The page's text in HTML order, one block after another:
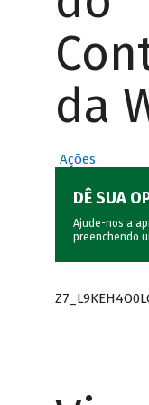
da
Ações
DÊ SUA
Ajude-nos a
preenchendo